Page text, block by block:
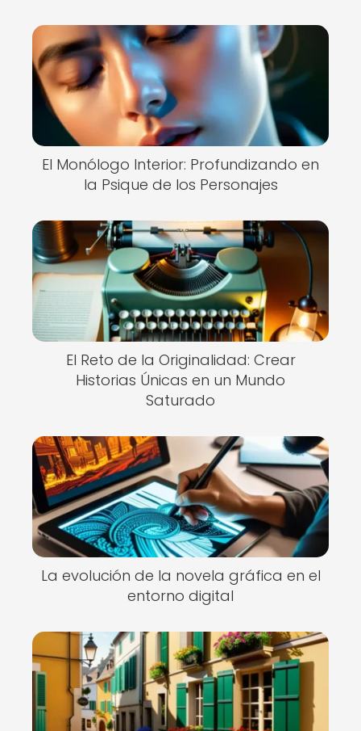
El Monólogo Interior: Profundizando en
la Psique de los Personajes
El Reto de la Originalidad: Crear
Historias Únicas en un Mundo
Saturado
La evolución de la novela gráfica en el
entorno digital